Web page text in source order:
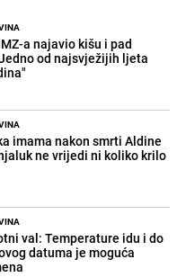
a najavio kišu i pad
od najsvježijih ljeta
imama nakon smrti Aldine
ne vrijedi ni koliko krilo
val: Temperature idu i do
datuma je moguća